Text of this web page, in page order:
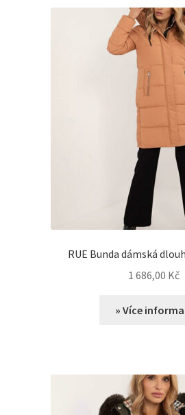
RUE Bunda dámská
1 686,00 Kč
» Více